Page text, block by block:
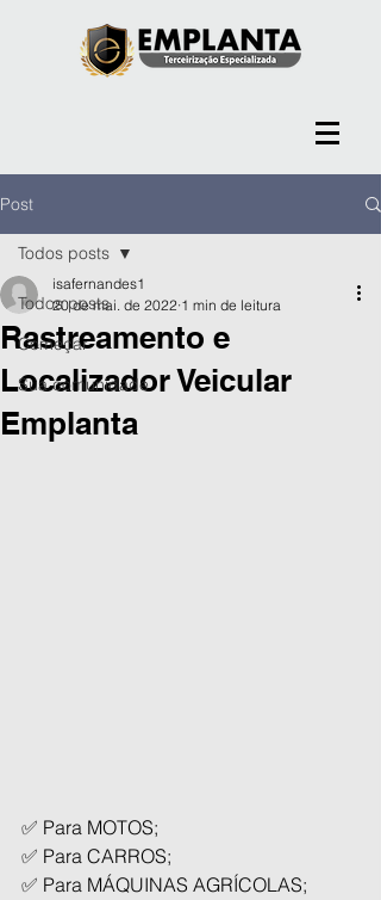
Post
Todos posts
Começar
Sua comunidade
Todos posts
Rastreamento e
Localizador Veicular
Emplanta
isafernandes1
20 de mai. de 2022 1 min de leitura
✅ Para MOTOS;
✅ Para CARROS;
✅ Para MÁQUINAS AGRÍCOLAS;